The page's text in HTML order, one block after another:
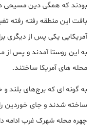
بافت این منطقه رفته رفته
آمریکایی یکی پس از دیگری
به این روستا آمدند و پس
محله های آمریکا ساختند.
به گونه ای که برج‌های بلند
ساخته شدند و جای خوردین را
چهره محله شهرک غرب ادامه